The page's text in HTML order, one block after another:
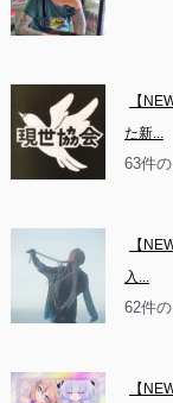
【
た新...
63件
【
入...
62件
【